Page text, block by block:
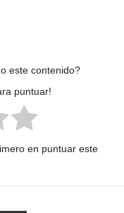
este contenido?
puntuar!
en puntuar este